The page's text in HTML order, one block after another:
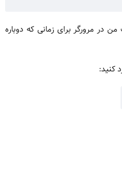
در مرورگر برای زمانی که دوباره
کنید: